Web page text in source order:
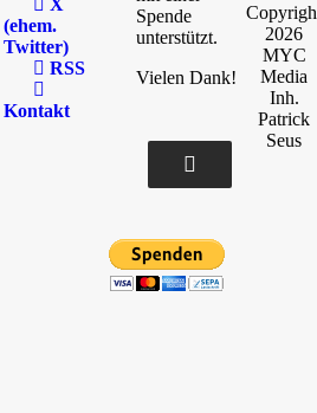
X
(ehem.
Twitter)
RSS
Kontakt
Spende
unterstützt.
Vielen Dank!
2026
MYC
Media
Inh.
Patrick
Seus